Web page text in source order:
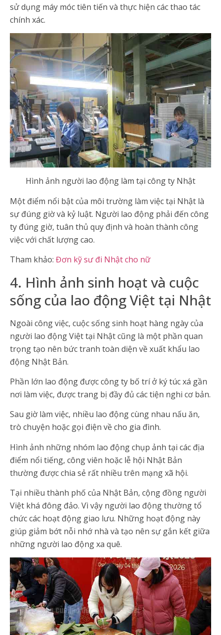
sử dụng máy móc tiên tiến và thực hiện các thao tác
chính xác.
Hình ảnh người lao động làm tại công ty Nhật
Một điểm nổi bật của môi trường làm việc tại Nhật là
sự đúng giờ và kỷ luật. Người lao động phải đến công
ty đúng giờ, tuân thủ quy định và hoàn thành công
việc với chất lượng cao.
Tham khảo: Đơn kỹ sư đi Nhật cho nữ
4. Hình ảnh sinh hoạt và cuộc
sống của lao động Việt tại Nhật
Ngoài công việc, cuộc sống sinh hoạt hàng ngày của
người lao động Việt tại Nhật cũng là một phần quan
trọng tạo nên bức tranh toàn diện về xuất khẩu lao
động Nhật Bản.
Phần lớn lao động được công ty bố trí ở ký túc xá gần
nơi làm việc, được trang bị đầy đủ các tiện nghi cơ bản.
Sau giờ làm việc, nhiều lao động cùng nhau nấu ăn,
trò chuyện hoặc gọi điện về cho gia đình.
Hình ảnh những nhóm lao động chụp ảnh tại các địa
điểm nổi tiếng, công viên hoặc lễ hội Nhật Bản
thường được chia sẻ rất nhiều trên mạng xã hội.
Tại nhiều thành phố của Nhật Bản, cộng đồng người
Việt khá đông đảo. Vì vậy người lao động thường tổ
chức các hoạt động giao lưu. Những hoạt động này
giúp giảm bớt nỗi nhớ nhà và tạo nên sự gắn kết giữa
những người lao động xa quê.